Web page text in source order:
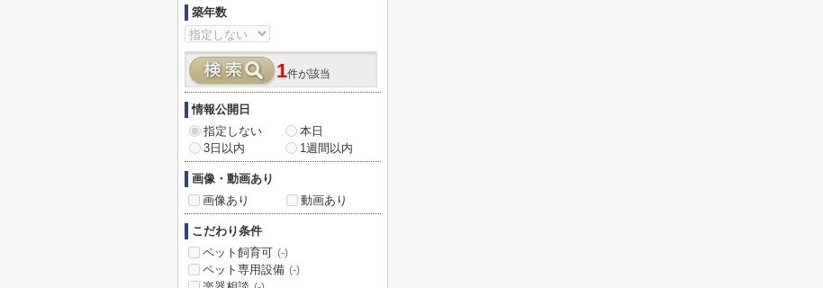
築年数
1件が該当
情報公開日
指定しない
本日
3日以内
1週間以内
画像・動画あり
画像あり
動画あり
こだわり条件
ペット飼育可 (-)
ペット専用設備 (-)